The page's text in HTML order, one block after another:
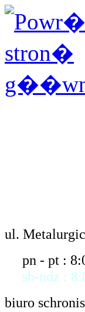
ul.
pn - pt :
sb-ndz :
biuro